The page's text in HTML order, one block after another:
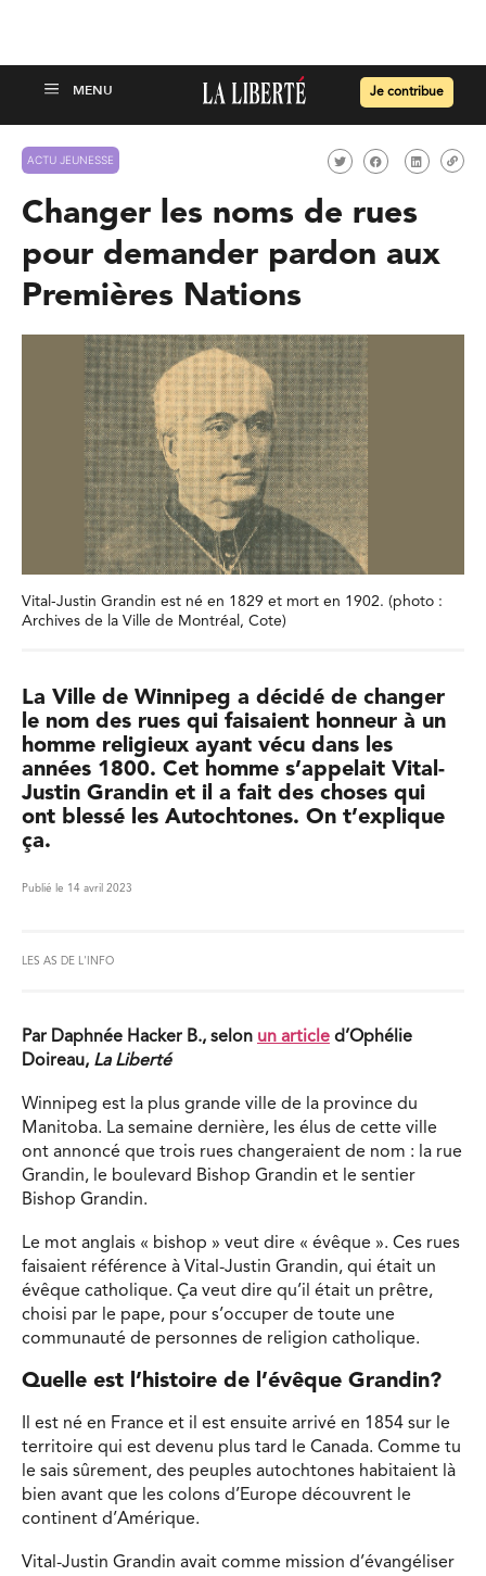
Je contribue
ACTU JEUNESSE
Changer les noms de rues
pour demander pardon aux
Premières Nations
Vital-Justin Grandin est né en 1829 et mort en 1902. (photo :
Archives de la Ville de Montréal, Cote)
La Ville de Winnipeg a décidé de changer
le nom des rues qui faisaient honneur à un
homme religieux ayant vécu dans les
années 1800. Cet homme s’appelait Vital-
Justin Grandin et il a fait des choses qui
ont blessé les Autochtones. On t’explique
ça.
Publié le 14 avril 2023
LES AS DE L'INFO
Par Daphnée Hacker B., selon un article d’Ophélie
Doireau, La Liberté
Winnipeg est la plus grande ville de la province du
Manitoba. La semaine dernière, les élus de cette ville
ont annoncé que trois rues changeraient de nom : la rue
Grandin, le boulevard Bishop Grandin et le sentier
Bishop Grandin.
Le mot anglais « bishop » veut dire « évêque ». Ces rues
faisaient référence à Vital-Justin Grandin, qui était un
évêque catholique. Ça veut dire qu’il était un prêtre,
choisi par le pape, pour s’occuper de toute une
communauté de personnes de religion catholique.
Quelle est l’histoire de l’évêque Grandin?
Il est né en France et il est ensuite arrivé en 1854 sur le
territoire qui est devenu plus tard le Canada. Comme tu
le sais sûrement, des peuples autochtones habitaient là
bien avant que les colons d’Europe découvrent le
continent d’Amérique.
Vital-Justin Grandin avait comme mission d’évangéliser